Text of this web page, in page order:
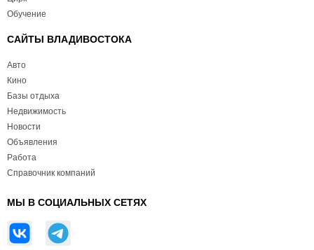
Обучение
САЙТЫ ВЛАДИВОСТОКА
Авто
Кино
Базы отдыха
Недвижимость
Новости
Объявления
Работа
Справочник компаний
МЫ В СОЦИАЛЬНЫХ СЕТЯХ